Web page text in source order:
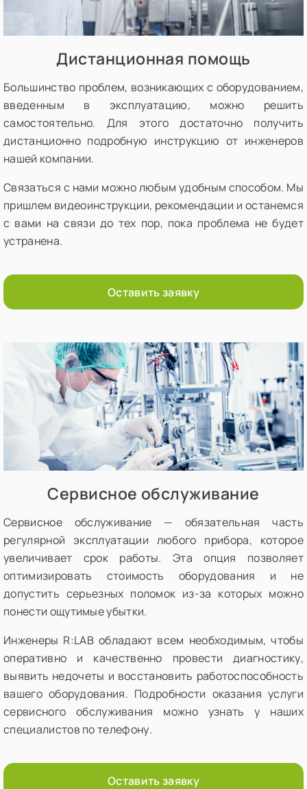
Дистанционная помощь
Большинство проблем, возникающих с оборудованием,
введенным в эксплуатацию, можно решить
самостоятельно. Для этого достаточно получить
дистанционно подробную инструкцию от инженеров
нашей компании.
Связаться с нами можно любым удобным способом. Мы
пришлем видеоинструкции, рекомендации и останемся
с вами на связи до тех пор, пока проблема не будет
устранена.
Оставить заявку
Сервисное обслуживание
Сервисное обслуживание — обязательная часть
регулярной эксплуатации любого прибора, которое
увеличивает срок работы. Эта опция позволяет
оптимизировать стоимость оборудования и не
допустить серьезных поломок из-за которых можно
понести ощутимые убытки.
Инженеры R:LAB обладают всем необходимым, чтобы
оперативно и качественно провести диагностику,
выявить недочеты и восстановить работоспособность
вашего оборудования. Подробности оказания услуги
сервисного обслуживания можно узнать у наших
специалистов по телефону.
Оставить заявку